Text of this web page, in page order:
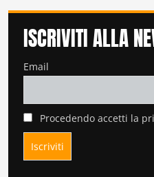
ISCRIVITI ALLA
Email
Procedendo accetti la